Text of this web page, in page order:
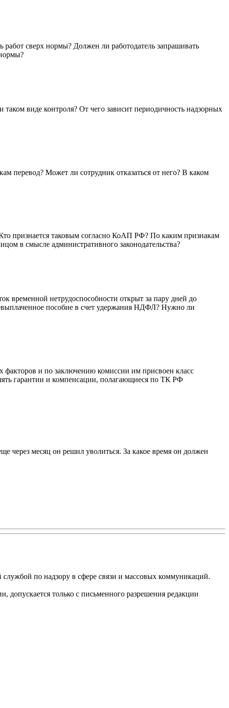
работ сверх нормы? Должен ли работодатель запрашивать
виде контроля? От чего зависит периодичность надзорных
перевод? Может ли сотрудник отказаться от него? В каком
признается таковым согласно КоАП РФ? По каким признакам
в смысле административного законодательства?
временной нетрудоспособности открыт за пару дней до
пособие в счет удержания НДФЛ? Нужно ли
факторов и по заключению комиссии им присвоен класс
гарантии и компенсации, полагающиеся по ТК РФ
через месяц он решил уволиться. За какое время он должен
по надзору в сфере связи и массовых коммуникаций.
только с письменного разрешения редакции